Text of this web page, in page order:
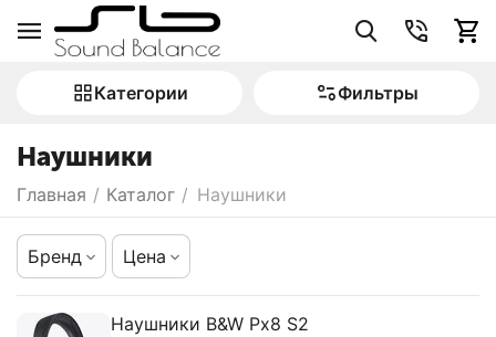
Категории Фильтры
Наушники
Главная / Каталог / Наушники
Бренд Цена
Наушники B&W Px8 S2